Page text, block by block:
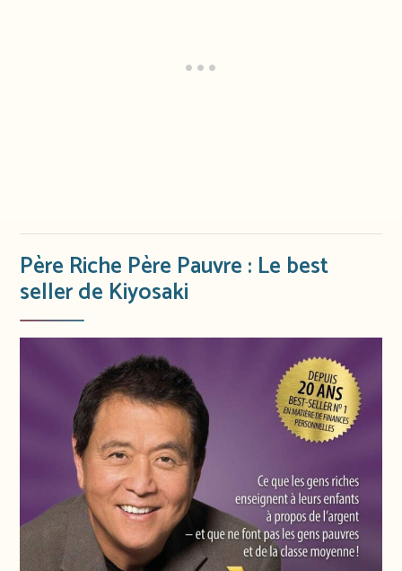
Père Riche Père Pauvre : Le best
seller de Kiyosaki